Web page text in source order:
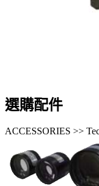
選購配件
ACCESSORIES >>